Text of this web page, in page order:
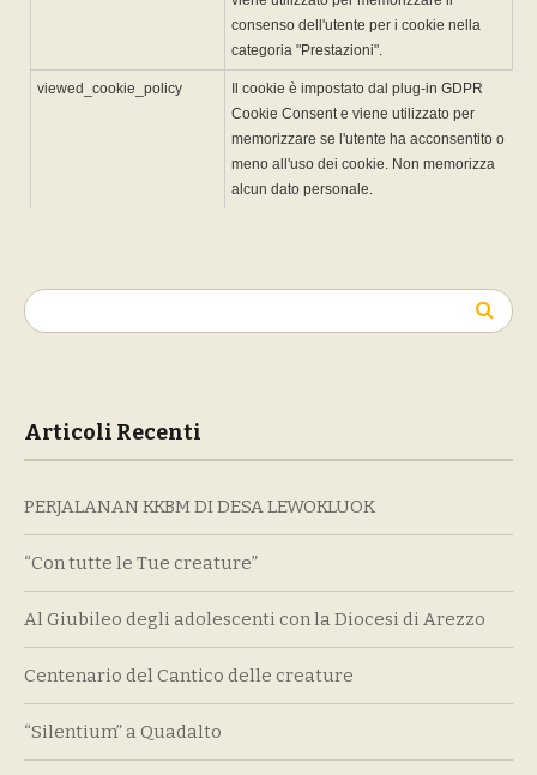
consenso dell'utente per i cookie nella
categoria "Prestazioni".
viewed_cookie_policy
Il cookie è impostato dal plug-in GDPR
Cookie Consent e viene utilizzato per
memorizzare se l'utente ha acconsentito o
meno all'uso dei cookie. Non memorizza
alcun dato personale.
Ricerca
per:
Articoli Recenti
PERJALANAN KKBM DI DESA LEWOKLUOK
“Con tutte le Tue creature”
Al Giubileo degli adolescenti con la Diocesi di Arezzo
Centenario del Cantico delle creature
“Silentium” a Quadalto